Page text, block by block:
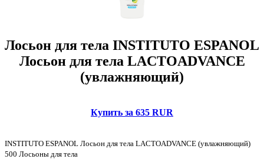
Лосьон для тела INSTITUTO ESPANOL
Лосьон для тела LACTOADVANCE
(увлажняющий)
Купить за 635 RUR
INSTITUTO ESPANOL Лосьон для тела LACTOADVANCE (увлажняющий)
500 Лосьоны для тела